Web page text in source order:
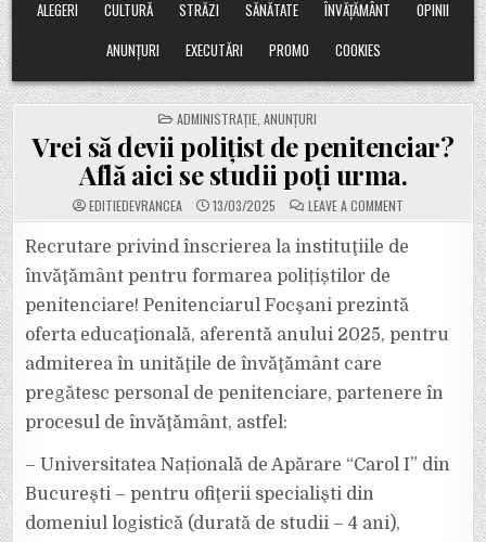
ALEGERI
CULTURĂ STRĂZI SĂNĂTATE ÎNVĂȚĂMÂNT
OPINII
ANUNȚURI
EXECUTĂRI PROMO COOKIES
POSTED
IN
ADMINISTRAȚIE ANUNȚURI
Vrei să devii polițist de penitenciar?
Află aici se studii poți urma.
EDITIEDEVRANCEA 13/03/2025 LEAVE A COMMENTON
VREI
DEVII
POLIȚIST
PENITENCIAR?
AFLĂ
AICI
STUDII
Recrutare privind înscrierea la instituţiile de
învăţământ pentru formarea polițiștilor de
penitenciare! Penitenciarul Focşani prezintă
oferta educaţională, aferentă anului 2025, pentru
admiterea în unităţile de învăţământ care
pregătesc personal de penitenciare, partenere în
procesul de învăţământ, astfel:
– Universitatea Națională de Apărare “Carol I” din
Bucureşti – pentru ofiţerii specialişti din
domeniul logistică (durată de studii – 4 ani),